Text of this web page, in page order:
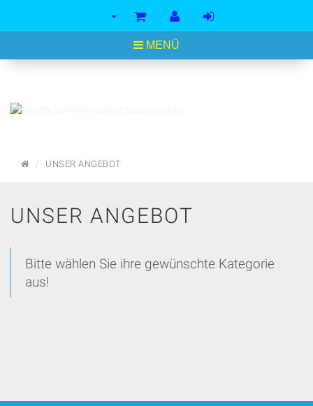
MENÜ
STARTSEITE
UNSER ANGEBOT
UNSER ANGEBOT
Bitte wählen Sie ihre gewünschte Kategorie
aus!